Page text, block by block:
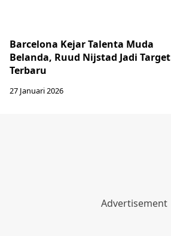
Barcelona Kejar Talenta Muda
Belanda, Ruud Nijstad Jadi Target
Terbaru
27 Januari 2026